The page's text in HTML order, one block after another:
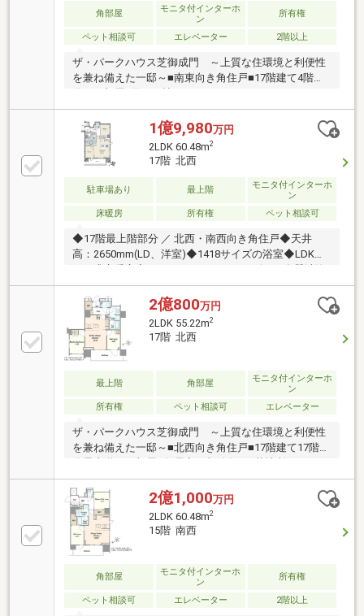
に設置◆エントランスから住戸まで顔認証を利用可能
で 鍵の一切いらない「オール顔認証の暮らし」
角部屋
モニタ付インターホ
ン
所有権
ペット相談可 エレベーター 2階以上
ザ・パークハウス芝御成門 ～上質な住環境と利便性
を兼ね備えた一邸～■南東向き角住戸■17階建て4階部
分のお部屋■約13.1帖のゆったりとしたLDK■キッチン
に開口部有■各洋室に収納を確保■三菱地所レジデンス
が手掛ける上質な住まい■耐熱・省エネ性能を高めた
「ZEH-M Oriented」を採用■各階ゴミ置場でゴミ出し
のストレス軽減■ペット飼育可（細則有）■充実した共
用部 ラウンジ/宅配ボックス（24時間）/24時間ゴミ
出し可能/駐車場・駐輪場 シェアサイクルポート/防
1億9,980万円
2LDK 60.48m2
17階 北西
駐車場あり 最上階
モニタ付インターホ
ン
床暖房
所有権 ペット相談可
◆17階最上階部分 ／ 北西・南西向き角住戸◆天井
高：2650mm(LD、洋室)◆1418サイズの浴室◆LDK：
TES式床暖房◆キッチン：ディスポーザー、食器洗浄
乾燥機◆浴室：追い焚き機能、浴室暖房、浴室乾燥機
◆LDはビルトインエアコンを採用◆2026年1月完成
【新築】◆三菱地所レジデンス分譲◆プライバシーに
配慮された内廊下設計◆家電の遠隔操作可能なスマー
トホーム「HOMETACT」採用◆耐熱・省エネ性能を高
めた「ZEH-M Oriented」を採用◆戸別宅配ボックスを
各階に設置◆エントランスから住戸まで顔認証を利用
可能で 鍵の一切いらない「オール顔認証の暮らし」
2億800万円
2LDK 55.22m2
17階 北西
最上階 角部屋
モニタ付インターホ
ン
所有権
ペット相談可 エレベーター
ザ・パークハウス芝御成門 ～上質な住環境と利便性
を兼ね備えた一邸～■北西向き角住戸■17階建て17階部
分最上階のお部屋■各居室に収納有■三菱地所レジデン
スが手掛ける上質な住まい■耐熱・省エネ性能を高め
た「ZEH-M Oriented」を採用■玄関前に専用宅配ボッ
クス■各階ゴミ置場でゴミ出しのストレス軽減■ペット
飼育可（細則有）■充実した共用部 ラウンジ/宅配ボ
ックス（24時間）/24時間ゴミ出し可能/駐車場・駐輪
場 シェアサイクルポート/防犯カメラ・オートロック
2億1,000万円
2LDK 60.48m2
15階 南西
角部屋
モニタ付インターホ
ン
所有権
ペット相談可 エレベーター 2階以上